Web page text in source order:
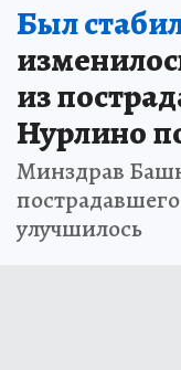
Был
из
Нурлино
Минздрав
улучшилось